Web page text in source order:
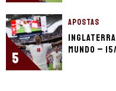
5
APOSTAS
Inglaterra
Mundo –